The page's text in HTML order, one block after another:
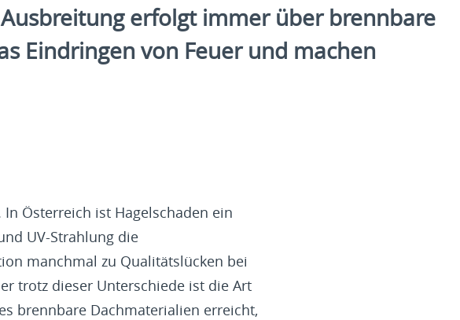
erfolgt immer über brennbare
Eindringen von Feuer und machen
Österreich ist Hagelschaden ein
UV-Strahlung die
manchmal zu Qualitätslücken bei
trotz dieser Unterschiede ist die Art
brennbare Dachmaterialien erreicht,